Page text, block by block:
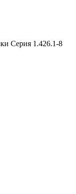
Серия 1.426.1-8